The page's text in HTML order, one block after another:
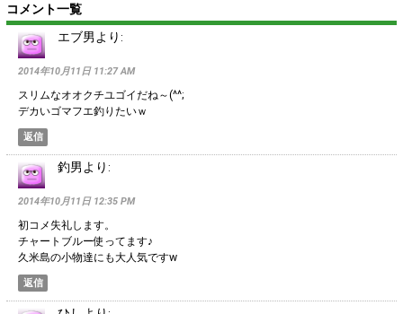
コメント一覧
エブ男より:
2014年10月11日 11:27 AM
スリムなオオクチユゴイだね～(^^;
デカいゴマフエ釣りたいｗ
返信
釣男 より:
2014年10月11日 12:35 PM
初コメ失礼します。
チャートブルー使ってます♪
久米島の小物達にも大人気ですw
返信